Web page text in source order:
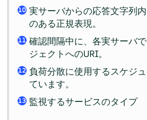
10 実サーバからの応答文字列
のある正規表現。
11 確認間隔中に、各実サーバ
ジェクトへのURI。
12 負荷分散に使用するスケジ
ています。
13 監視するサービスのタイプ